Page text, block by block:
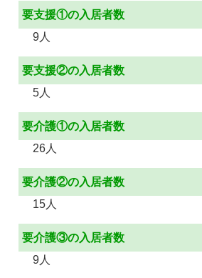
要支援①の入居者数
9人
要支援②の入居者数
5人
要介護①の入居者数
26人
要介護②の入居者数
15人
要介護③の入居者数
9人